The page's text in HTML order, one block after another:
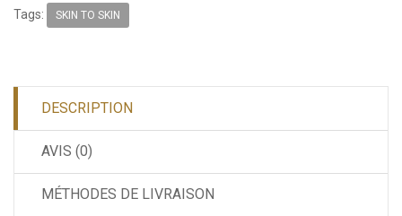
Tags: SKIN TO SKIN
DESCRIPTION
AVIS (0)
MÉTHODES DE LIVRAISON